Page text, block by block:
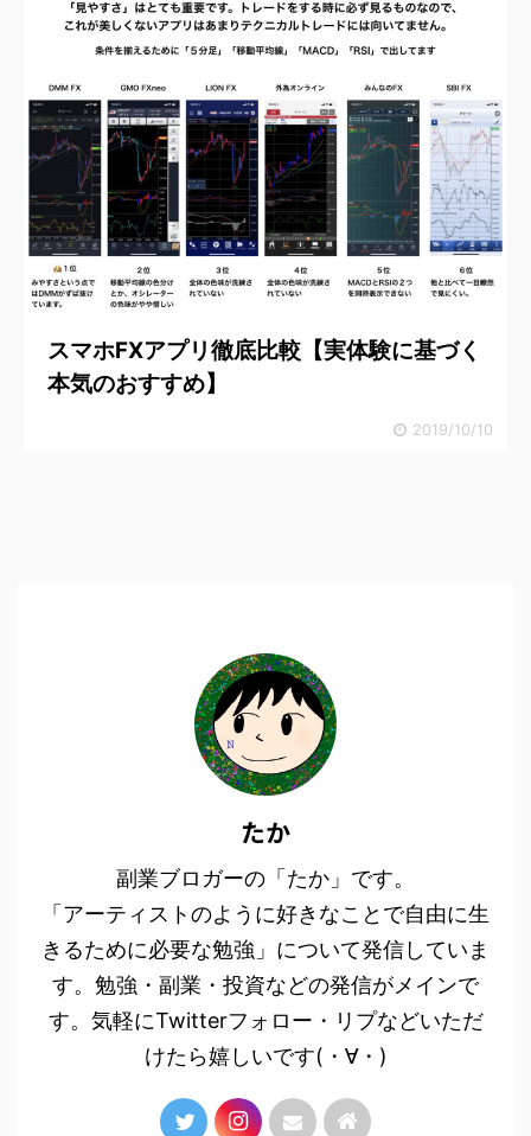
スマホFXアプリ徹底比較【実体験に基づく
本気のおすすめ】
2019/10/10
たか
副業ブロガーの「たか」です。
「アーティストのように好きなことで自由に生
きるために必要な勉強」について発信していま
す。勉強・副業・投資などの発信がメインで
す。気軽にTwitterフォロー・リプなどいただ
けたら嬉しいです(・∀・)